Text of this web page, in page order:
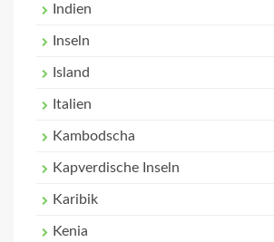
Indien
Inseln
Island
Italien
Kambodscha
Kapverdische Inseln
Karibik
Kenia